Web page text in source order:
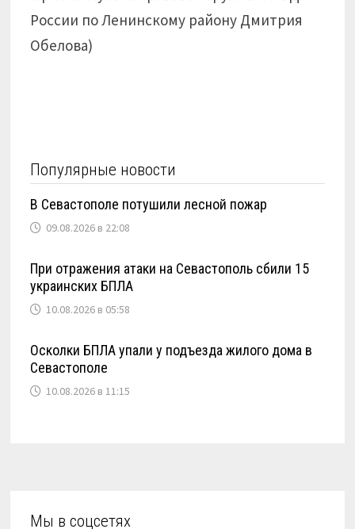
России по Ленинскому району Дмитрия
Обелова)
Популярные новости
В Севастополе потушили лесной пожар
09.08.2026 в 22:08
При отражения атаки на Севастополь сбили 15
украинских БПЛА
10.08.2026 в 05:58
Осколки БПЛА упали у подъезда жилого дома в
Севастополе
10.08.2026 в 11:15
Мы в соцсетях